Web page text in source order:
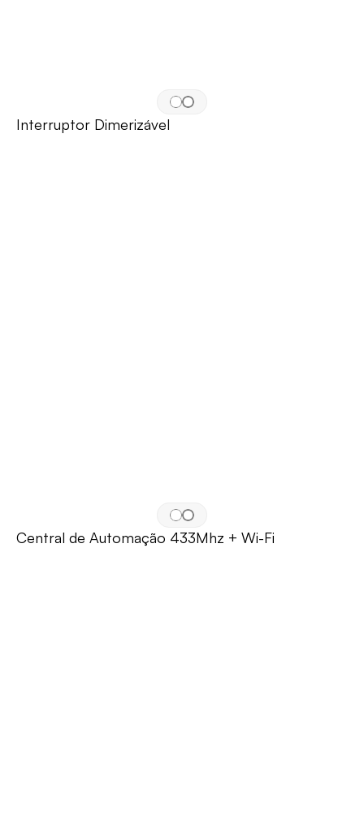
Interruptor Dimerizável
Central de Automação 433Mhz + Wi-Fi